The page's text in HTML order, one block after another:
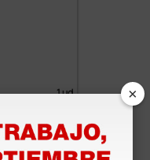
1 ud.
×